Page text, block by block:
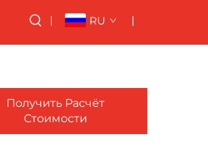
RU
Получить Расчёт
Стоимости